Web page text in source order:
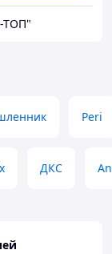
ТОП"
Peri
ДКС